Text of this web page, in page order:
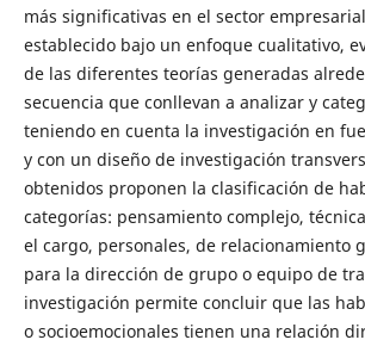
más significativas en el sector
establecido bajo un enfoque cualitativo,
de las diferentes teorías generadas
secuencia que conllevan a analizar y
teniendo en cuenta la investigación en
y con un diseño de investigación
obtenidos proponen la clasificación de
categorías: pensamiento complejo,
el cargo, personales, de relacionamiento
para la dirección de grupo o equipo de
investigación permite concluir que las
o socioemocionales tienen una relación